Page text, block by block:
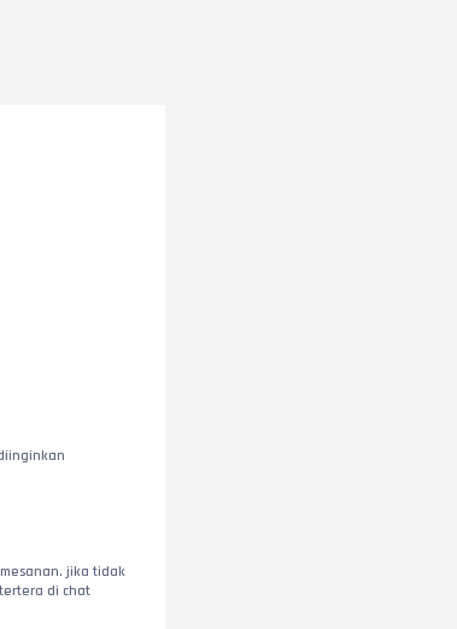
jika tidak
di chat